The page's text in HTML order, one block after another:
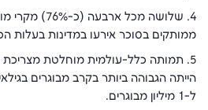
4. שלושה מכל
ממותקים בסוכר אירעו במדינות בעלות
5. תמותה כלל-עולמית מוחלטת
ל-1 מיליון מבוגרים.